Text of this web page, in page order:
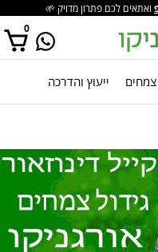
ואתאים לכם פתרון מדויק 🌱
0
אין מוצרים בסל הקניות.
צמחים ייעוץ והדרכה